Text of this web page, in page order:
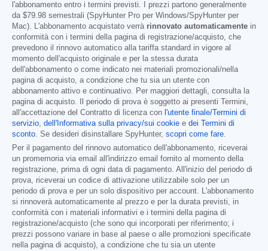
l'abbonamento entro i termini previsti. I prezzi partono generalmente
da $79.98 semestrali (SpyHunter Pro per Windows/SpyHunter per
Mac). L'abbonamento acquistato verrà rinnovato automaticamente in
conformità con i termini della pagina di registrazione/acquisto, che
prevedono il rinnovo automatico alla tariffa standard in vigore al
momento dell'acquisto originale e per la stessa durata
dell'abbonamento o come indicato nei materiali promozionali/nella
pagina di acquisto, a condizione che tu sia un utente con
abbonamento attivo e continuativo. Per maggiori dettagli, consulta la
pagina di acquisto. Il periodo di prova è soggetto ai presenti Termini,
all'accettazione del Contratto di licenza con l'utente finale/Termini di
servizio, dell'Informativa sulla privacy/sui cookie e dei Termini di
sconto. Se desideri disinstallare SpyHunter, scopri come fare.
Per il pagamento del rinnovo automatico dell'abbonamento, riceverai
un promemoria via email all'indirizzo email fornito al momento della
registrazione, prima di ogni data di pagamento. All'inizio del periodo di
prova, riceverai un codice di attivazione utilizzabile solo per un
periodo di prova e per un solo dispositivo per account. L'abbonamento
si rinnoverà automaticamente al prezzo e per la durata previsti, in
conformità con i materiali informativi e i termini della pagina di
registrazione/acquisto (che sono qui incorporati per riferimento; i
prezzi possono variare in base al paese o alle promozioni specificate
nella pagina di acquisto), a condizione che tu sia un utente